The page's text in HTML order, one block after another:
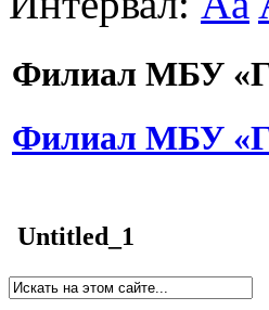
Филиал МБУ
Филиал МБУ
Untitled_1